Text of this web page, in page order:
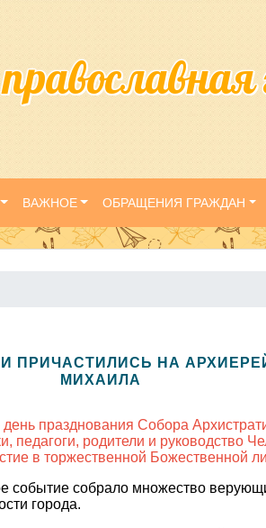
ВАЖНОЕ ОБРАЩЕНИЯ ГРАЖДАН
НА
МИХАИЛА
день празднования Собора
педагоги, родители и руководство
в торжественной Божественной
событие собрало множество
города.